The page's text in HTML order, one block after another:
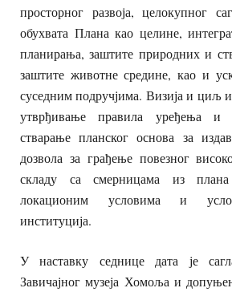
просторног развоја, целокупног
обухвата Плана као целине,
планирања, заштите природних и
заштите животне средине, као и
суседним подручјима. Визија и циљ
утврђивање правила уређења и
стварање планског основа за
дозвола за грађење повезног
складу са смерницама из
локационим условима и
институција.
У наставку седнице дата је
Завичајног музеја Хомоља и